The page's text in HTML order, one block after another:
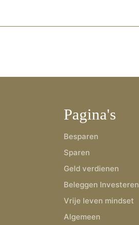
Pagina's
Besparen
Sparen
Geld verdienen
Beleggen Investeren
Vrije leven mindset
Algemeen